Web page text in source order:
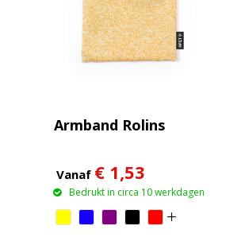
Armband Rolins
Vanaf € 1,53
Bedrukt in circa 10 werkdagen